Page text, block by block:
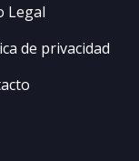
Legal
de privacidad